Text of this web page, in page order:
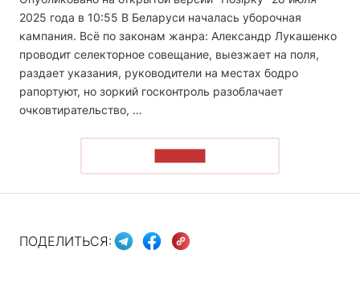
2025 года в 10:55 В Беларуси началась уборочная
кампания. Всё по законам жанра: Александр Лукашенко
проводит селекторное совещание, выезжает на поля,
раздает указания, руководители на местах бодро
рапортуют, но зоркий госконтроль разоблачает
очковтирательство, …
ПОДЕЛИТЬСЯ: